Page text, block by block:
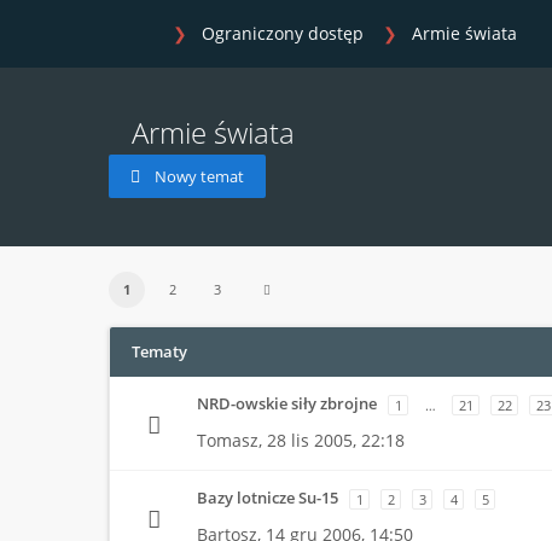
Ograniczony dostęp Armie świata
Armie świata
Nowy temat
1 2 3
Tematy
NRD-owskie siły zbrojne 1 … 21 22 23
Tomasz, 28 lis 2005, 22:18
Bazy lotnicze Su-15 1 2 3 4 5
Bartosz, 14 gru 2006, 14:50